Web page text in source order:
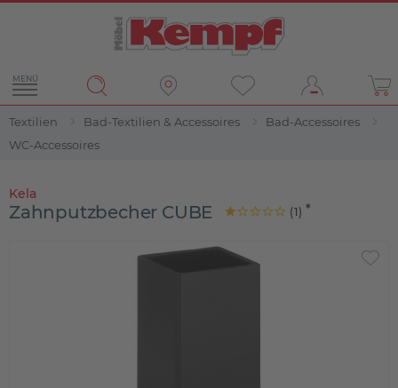
MENÜ
Textilien Bad-Textilien & Accessoires
Bad-Accessoires
WC-Accessoires
Kela
Zahnputzbecher CUBE (1)